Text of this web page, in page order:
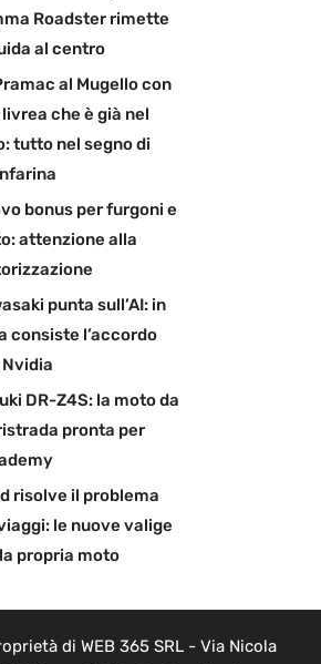
Roadster rimette
al centro
al Mugello con
livrea che è già nel
tutto nel segno di
bonus per furgoni e
attenzione alla
punta sull’AI: in
consiste l’accordo
DR-Z4S: la moto da
pronta per
risolve il problema
le nuove valige
propria moto
di WEB 365 SRL - Via Nicola